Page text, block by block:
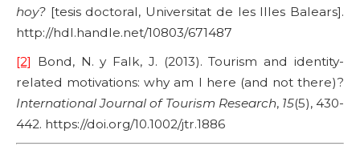
hoy? [tesis doctoral, Universitat de les Illes Balears].
http://hdl.handle.net/10803/671487
[2] Bond, N. y Falk, J. (2013). Tourism and identity-
related motivations: why am I here (and not there)?
International Journal of Tourism Research, 15(5), 430-
442. https://doi.org/10.1002/jtr.1886